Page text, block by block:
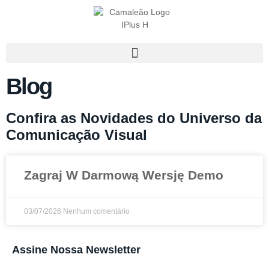
Blog
Confira as Novidades do Universo da
Comunicação Visual
Zagraj W Darmową Wersję Demo
03/07/2026 Nenhum comentário
Assine Nossa Newsletter